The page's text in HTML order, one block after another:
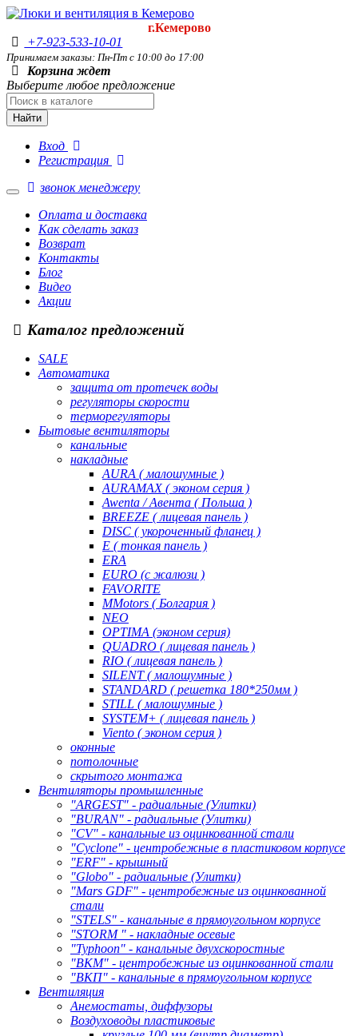
г.Кемерово
+7-923-533-10-01
Принимаем заказы: Пн-Пт с 10:00 до 17:00
Корзина ждет
Выберите любое предложение
Найти
Вход
Регистрация
звонок менеджеру
Оплата и доставка
Как сделать заказ
Возврат
Контакты
Блог
Видео
Акции
Каталог предложений
SALE
Автоматика
защита от протечек воды
регуляторы скорости
терморегуляторы
Бытовые вентиляторы
канальные
накладные
AURA ( малошумные )
AURAMAX ( эконом серия )
Awenta / Авента ( Польша )
BREEZE ( лицевая панель )
DISC ( укороченный фланец )
E ( тонкая панель )
ERA
EURO (с жалюзи )
FAVORITE
MMotors ( Болгария )
NEO
OPTIMA (эконом серия)
QUADRO ( лицевая панель )
RIO ( лицевая панель )
SILENT ( малошумные )
STANDARD ( решетка 180*250мм )
STILL ( малошумные )
SYSTEM+ ( лицевая панель )
Viento ( эконом серия )
оконные
потолочные
скрытого монтажа
Вентиляторы промышленные
"ARGEST" - радиальные (Улитки)
"BURAN" - радиальные (Улитки)
"CV" - канальные из оцинкованной стали
"Cyclone" - центробежные в пластиковом корпусе
"ERF" - крышный
"Globo" - радиальные (Улитки)
"Mars GDF" - центробежные из оцинкованной
стали
"STELS" - канальные в прямоугольном корпусе
"STORM " - накладные осевые
"Typhoon" - канальные двухскоростные
"ВКМ" - центробежные из оцинкованной стали
"ВКП" - канальные в прямоугольном корпусе
Вентиляция
Анемостаты, диффузоры
Воздуховоды пластиковые